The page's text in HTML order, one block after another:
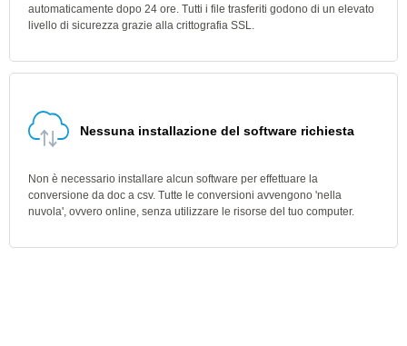
automaticamente dopo 24 ore. Tutti i file trasferiti godono di un elevato
livello di sicurezza grazie alla crittografia SSL.
Nessuna installazione del software richiesta
Non è necessario installare alcun software per effettuare la
conversione da doc a csv. Tutte le conversioni avvengono 'nella
nuvola', ovvero online, senza utilizzare le risorse del tuo computer.